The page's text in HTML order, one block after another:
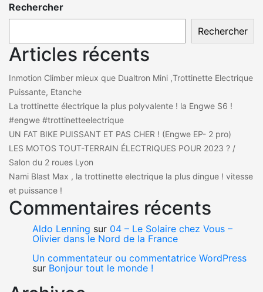
Rechercher
Rechercher
Articles récents
Inmotion Climber mieux que Dualtron Mini ,Trottinette Electrique
Puissante, Etanche
La trottinette électrique la plus polyvalente ! la Engwe S6 !
#engwe #trottinetteelectrique
UN FAT BIKE PUISSANT ET PAS CHER ! (Engwe EP- 2 pro)
LES MOTOS TOUT-TERRAIN ÉLECTRIQUES POUR 2023 ? /
Salon du 2 roues Lyon
Nami Blast Max , la trottinette electrique la plus dingue ! vitesse
et puissance !
Commentaires récents
Aldo Lenning sur 04 – Le Solaire chez Vous –
Olivier dans le Nord de la France
Un commentateur ou commentatrice WordPress
sur Bonjour tout le monde !